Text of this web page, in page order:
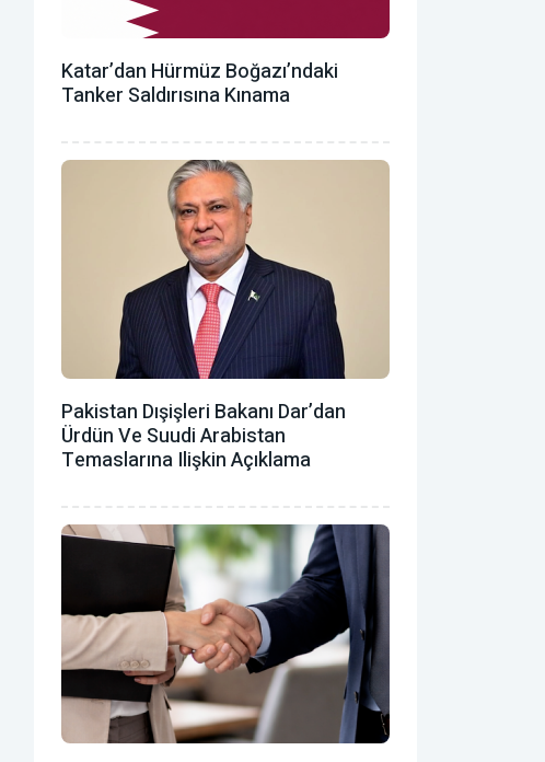
Katar’dan Hürmüz Boğazı’ndaki
Tanker Saldırısına Kınama
Pakistan Dışişleri Bakanı Dar’dan
Ürdün Ve Suudi Arabistan
Temaslarına Ilişkin Açıklama